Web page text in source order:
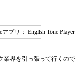
プリ： English Tone Player
業界を引っ張って行くので